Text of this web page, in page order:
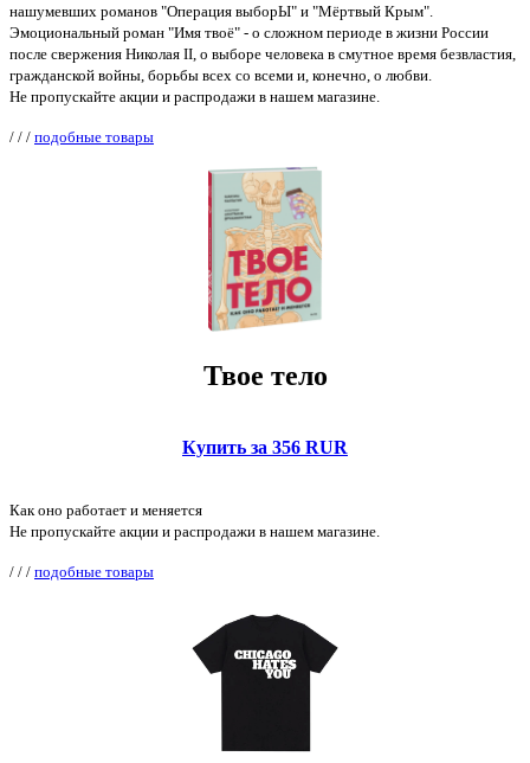
нашумевших романов "Операция выборЫ" и "Мёртвый Крым".
Эмоциональный роман "Имя твоё" - о сложном периоде в жизни России
после свержения Николая II, о выборе человека в смутное время безвластия,
гражданской войны, борьбы всех со всеми и, конечно, о любви.
Не пропускайте акции и распродажи в нашем магазине.
/ / / подобные товары
Твое тело
Купить за 356 RUR
Как оно работает и меняется
Не пропускайте акции и распродажи в нашем магазине.
/ / / подобные товары